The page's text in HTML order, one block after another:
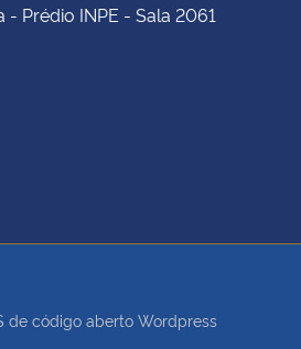
Prédio INPE - Sala 2061
de código aberto Wordpress